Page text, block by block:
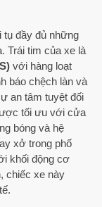
tụ đầy đủ những
Trái tim của xe là
với hàng loạt
báo chệch làn và
an tâm tuyệt đối
tối ưu với cửa
bóng và hệ
xở trong phố
khối động cơ
chiếc xe này